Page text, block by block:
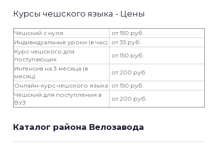
Курсы чешского языка - Цены
Чешский с нуля
от 150 руб.
Индивидуальные уроки (в час)
от 35 руб.
Курс чешского для
поступающих
от 150 руб.
Интенсив на 3 месяца (в
месяц)
от 200 руб.
Онлайн-курс чешского языка от 150 руб.
Чешский для поступления в
ВУЗ
от 200 руб.
Каталог района Велозавода